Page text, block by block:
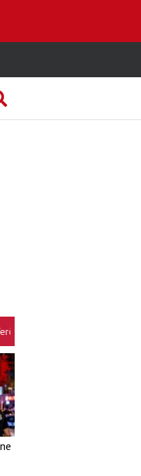
Türkiye projesine vatandaştan